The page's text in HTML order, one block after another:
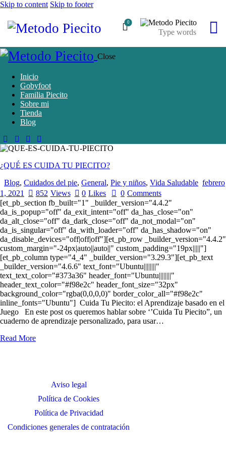
Skip to content Skip to footer
0
Close
Inicio
Gobyfoot
Familia Piecito
Sobre mi
Tienda
Blog
¿QUÉ ES CUIDA TU PIECITO?
Blog, Cuidados del pie, General, Pie y niños, Vida Saludable febrero
1, 2021
852 Views 0 Likes 0 Comments
[et_pb_section fb_built="1" _builder_version="4.4.2"
da_is_popup="off" da_exit_intent="off" da_has_close="on"
da_alt_close="off" da_dark_close="off" da_not_modal="on"
da_is_singular="off" da_with_loader="off" da_has_shadow="on"
da_disable_devices="off|off|off"][et_pb_row _builder_version="4.4.2"
custom_margin="-24px|auto||auto||" custom_padding="19px|||||"]
[et_pb_column type="4_4" _builder_version="3.29.3"][et_pb_text
_builder_version="4.6.6" text_font="Ubuntu||||||||"
text_text_color="#373a36" header_font="Ubuntu||||||||"
header_text_color="#f98e2c" header_font_size="32px"
background_color="rgba(0,0,0,0)" border_color_all="#f98e2c"
inline_fonts="Ubuntu"] Cuida Tu Piecito: el Aprendizaje basado en el
Juego En este post os queremos hablar sobre ‘’Cuida Tu Piecito”, un
cuaderno de aprendizaje personalizado, para usar…
Read More
Aviso legal
Política de Cookies
Política de Privacidad
Condiciones generales de contratación